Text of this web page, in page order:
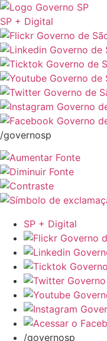
SP + Digital
/governosp
SP + Digital
/governosp